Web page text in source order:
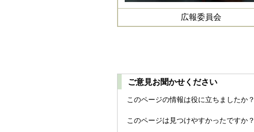
広報委員会
ご意見お聞かせください
このページの情報は役に立ちましたか？
このページは見つけやすかったですか？